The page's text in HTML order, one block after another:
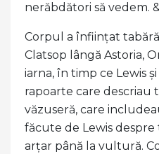
nerăbdători să vedem.
Corpul a înființat
Clatsop lângă Astoria,
iarna, în timp ce Lewis
rapoarte care descriau
văzuseră, care
făcute de Lewis
arțar până la vultură.